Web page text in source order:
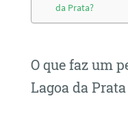
da Prata?
O que faz um
Lagoa da Prata